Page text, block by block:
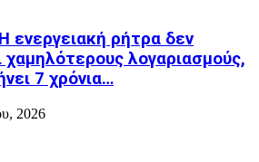
ενεργειακή ρήτρα δεν
χαμηλότερους λογαριασμούς,
7 χρόνια…
2026